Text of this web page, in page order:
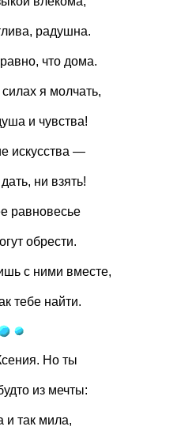
радушна.
что дома.
я молчать,
и чувства!
искусства —
ни взять!
равновесье
обрести.
с ними вместе,
тебе найти.
Но ты
из мечты:
и так мила,